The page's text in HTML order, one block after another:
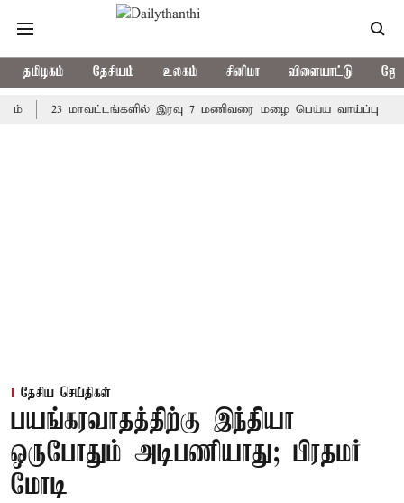
தமிழகம் தேசியம் உலகம் சினிமா விளையாட்டு
23 மாவட்டங்களில் இரவு 7 மணிவரை மழை பெய்ய வாய்ப்பு
தேசிய செய்திகள்
பயங்கரவாதத்திற்கு இந்தியா
ஒருபோதும் அடிபணியாது; பிரதமர்
மோடி